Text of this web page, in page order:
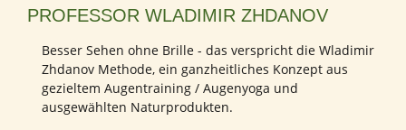
PROFESSOR WLADIMIR ZHDANOV
Besser Sehen ohne Brille - das verspricht die Wladimir
Zhdanov Methode, ein ganzheitliches Konzept aus
gezieltem Augentraining / Augenyoga und
ausgewählten Naturprodukten.